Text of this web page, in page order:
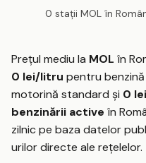
0 stații MOL în
Prețul mediu la MOL în
0 lei/litru pentru
motorină standard și 0
benzinării active în
zilnic pe baza datelor
urilor directe ale rețelelor.